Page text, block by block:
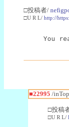
□投稿者/
□U R L/ http://
You
■22995 /
□投稿
□U R L/